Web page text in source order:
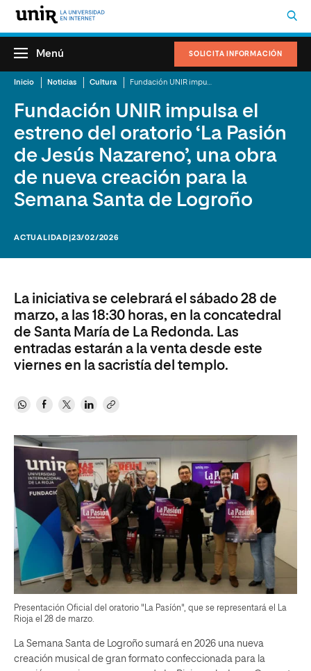
SOLICITA INFORMACIÓN
Menú
Inicio Noticias Cultura
Fundación UNIR impulsa el
estreno del oratorio ‘La Pasión
de Jesús Nazareno’, una obra
de nueva creación para la
Semana Santa de Logroño
ACTUALIDAD |23/02/2026
La iniciativa se celebrará el sábado 28 de
marzo, a las 18:30 horas, en la concatedral
de Santa María de La Redonda. Las
entradas estarán a la venta desde este
viernes en la sacristía del templo.
Presentación Oficial del oratorio "La Pasíón", que se representará el La
Rioja el 28 de marzo.
La Semana Santa de Logroño sumará en 2026 una nueva
creación musical de gran formato confeccionada para la